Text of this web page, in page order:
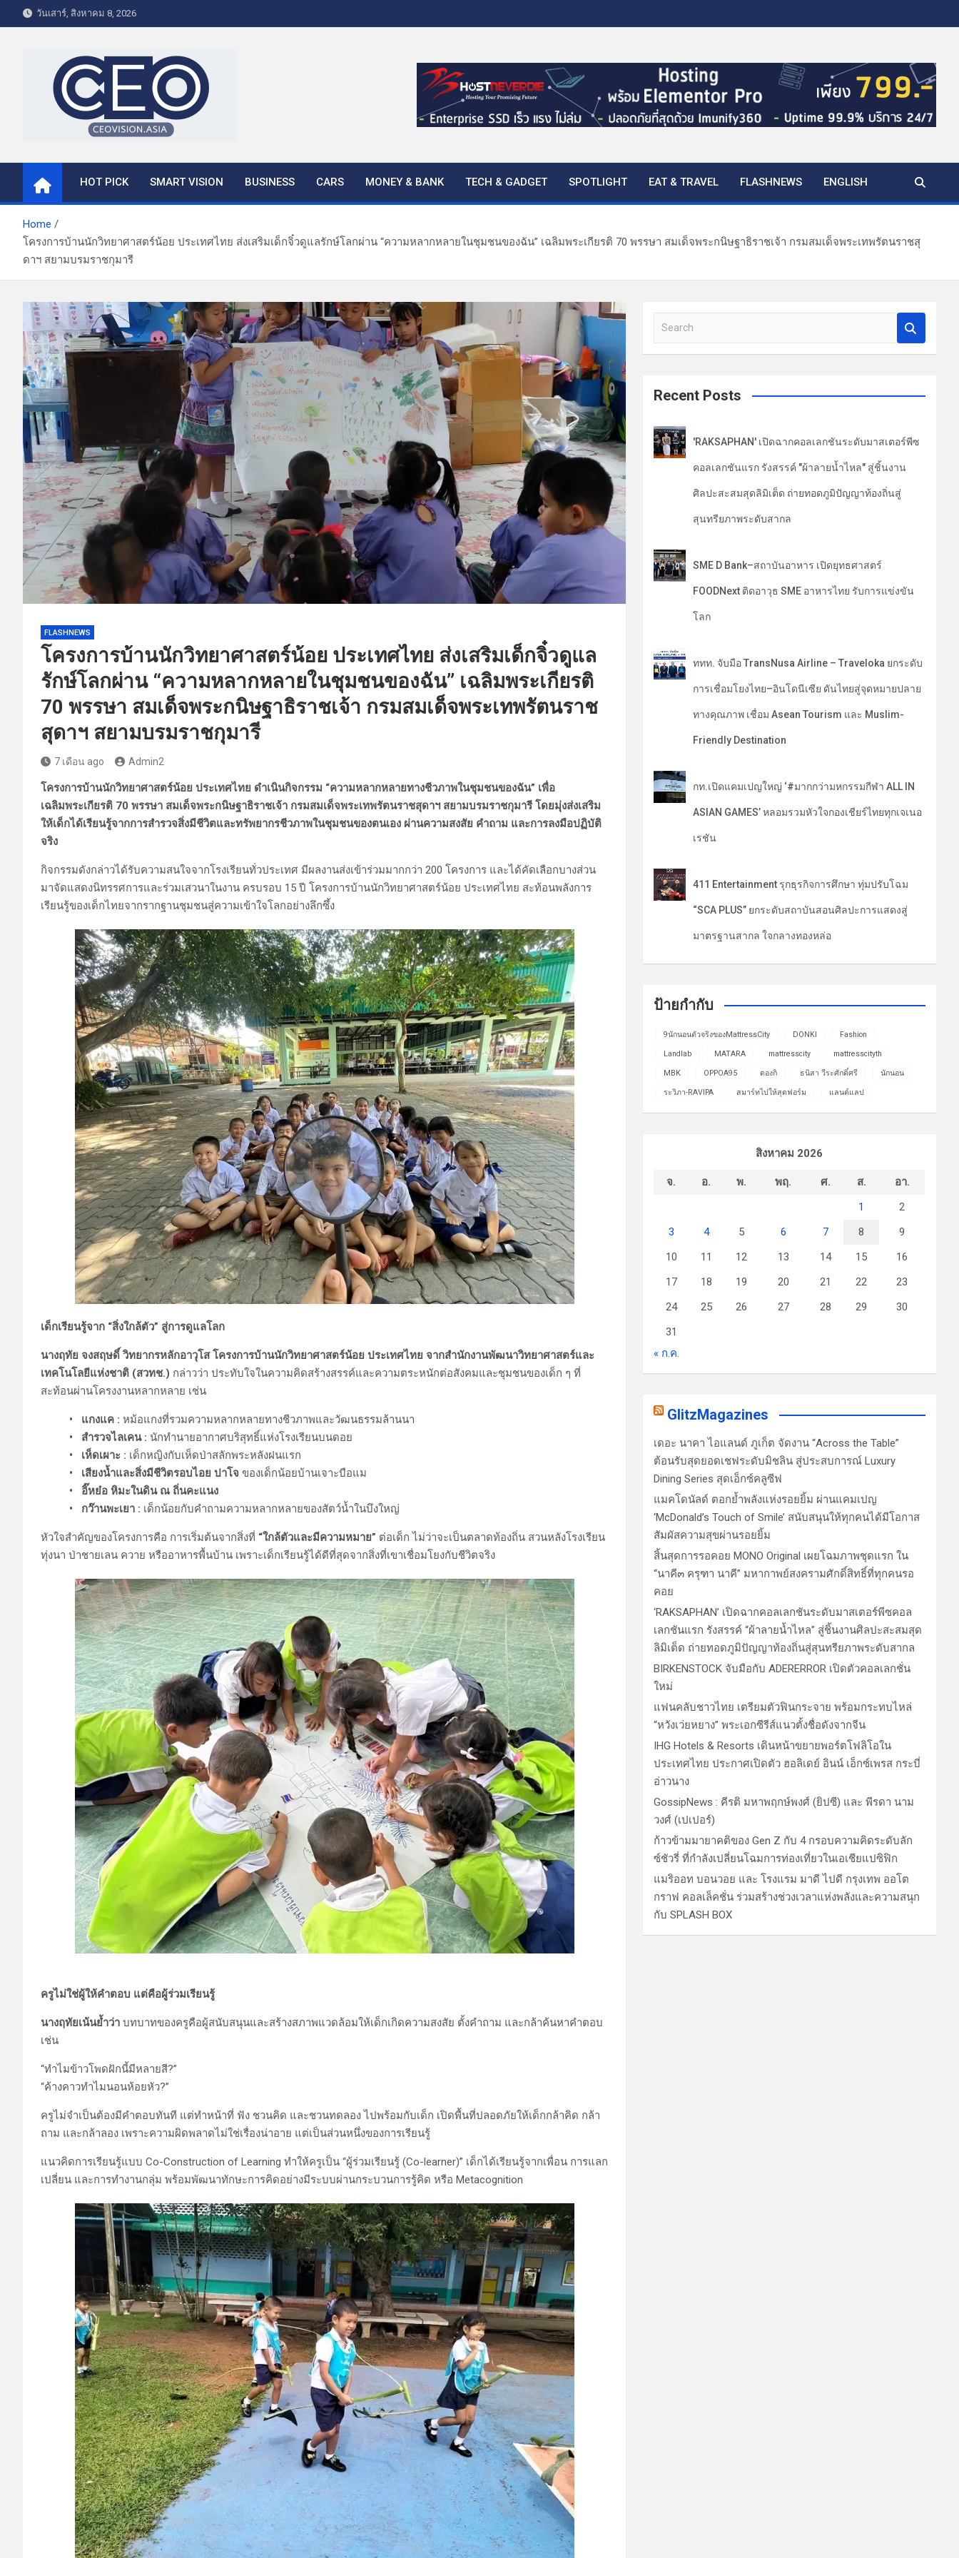
k
n
วันเสาร์, สิงหาคม 8, 2026
CEO VISION.ASIA
HOT PICK SMART VISION BUSINESS CARS MONEY & BANK TECH & GADGET SPOTLIGHT EAT & TRAVEL FLASHNEWS ENGLISH
Home
โครงการบ้านนักวิทยาศาสตร์น้อย ประเทศไทย ส่งเสริมเด็กจิ๋วดูแลรักษ์โลกผ่าน “ความหลากหลายในชุมชนของฉัน” เฉลิมพระเกียรติ 70 พรรษา สมเด็จพระกนิษฐาธิราชเจ้า กรมสมเด็จพระเทพรัตนราชสุ
ดาฯ สยามบรมราชกุมารี
FLASHNEWS
โครงการบ้านนักวิทยาศาสตร์น้อย ประเทศไทย ส่งเสริมเด็กจิ๋วดูแล
รักษ์โลกผ่าน “ความหลากหลายในชุมชนของฉัน” เฉลิมพระเกียรติ
70 พรรษา สมเด็จพระกนิษฐาธิราชเจ้า กรมสมเด็จพระเทพรัตนราช
สุดาฯ สยามบรมราชกุมารี
7 เดือน ago Admin2
โครงการบ้านนักวิทยาศาสตร์น้อย ประเทศไทย ดำเนินกิจกรรม “ความหลากหลายทางชีวภาพในชุมชนของฉัน” เพื่อ
เฉลิมพระเกียรติ 70 พรรษา สมเด็จพระกนิษฐาธิราชเจ้า กรมสมเด็จพระเทพรัตนราชสุดาฯ สยามบรมราชกุมารี โดยมุ่งส่งเสริม
ให้เด็กได้เรียนรู้จากการสำรวจสิ่งมีชีวิตและทรัพยากรชีวภาพในชุมชนของตนเอง ผ่านความสงสัย คำถาม และการลงมือปฏิบัติ
จริง
กิจกรรมดังกล่าวได้รับความสนใจจากโรงเรียนทั่วประเทศ มีผลงานส่งเข้าร่วมมากกว่า 200 โครงการ และได้คัดเลือกบางส่วน
มาจัดแสดงนิทรรศการและร่วมเสวนาในงาน ครบรอบ 15 ปี โครงการบ้านนักวิทยาศาสตร์น้อย ประเทศไทย สะท้อนพลังการ
เรียนรู้ของเด็กไทยจากรากฐานชุมชนสู่ความเข้าใจโลกอย่างลึกซึ้ง
เด็กเรียนรู้จาก “สิ่งใกล้ตัว” สู่การดูแลโลก
นางฤทัย จงสฤษดิ์ วิทยากรหลักอาวุโส โครงการบ้านนักวิทยาศาสตร์น้อย ประเทศไทย จากสำนักงานพัฒนาวิทยาศาสตร์และ
เทคโนโลยีแห่งชาติ (สวทช.) กล่าวว่า ประทับใจในความคิดสร้างสรรค์และความตระหนักต่อสังคมและชุมชนของเด็ก ๆ ที่
สะท้อนผ่านโครงงานหลากหลาย เช่น
• แกงแค : หม้อแกงที่รวมความหลากหลายทางชีวภาพและวัฒนธรรมล้านนา
• สำรวจไลเคน : นักทำนายอากาศบริสุทธิ์แห่งโรงเรียนบนดอย
• เห็ดเผาะ : เด็กหญิงกับเห็ดป่าสลักพระหลังฝนแรก
• เสียงน้ำและสิ่งมีชีวิตรอบไอย ปาโจ ของเด็กน้อยบ้านเจาะบือแม
• อิ๊หย๋อ หิมะในดิน ณ ถิ่นคะแนง
• กว๊านพะเยา : เด็กน้อยกับคำถามความหลากหลายของสัตว์น้ำในบึงใหญ่
หัวใจสำคัญของโครงการคือ การเริ่มต้นจากสิ่งที่ “ใกล้ตัวและมีความหมาย” ต่อเด็ก ไม่ว่าจะเป็นตลาดท้องถิ่น สวนหลังโรงเรียน
ทุ่งนา ป่าชายเลน ควาย หรืออาหารพื้นบ้าน เพราะเด็กเรียนรู้ได้ดีที่สุดจากสิ่งที่เขาเชื่อมโยงกับชีวิตจริง
ครูไม่ใช่ผู้ให้คำตอบ แต่คือผู้ร่วมเรียนรู้
นางฤทัยเน้นย้ำว่า บทบาทของครูคือผู้สนับสนุนและสร้างสภาพแวดล้อมให้เด็กเกิดความสงสัย ตั้งคำถาม และกล้าค้นหาคำตอบ
เช่น
“ทำไมข้าวโพดฝักนี้มีหลายสี?”
“ค้างคาวทำไมนอนห้อยหัว?”
ครูไม่จำเป็นต้องมีคำตอบทันที แต่ทำหน้าที่ ฟัง ชวนคิด และชวนทดลอง ไปพร้อมกับเด็ก เปิดพื้นที่ปลอดภัยให้เด็กกล้าคิด กล้า
ถาม และกล้าลอง เพราะความผิดพลาดไม่ใช่เรื่องน่าอาย แต่เป็นส่วนหนึ่งของการเรียนรู้
แนวคิดการเรียนรู้แบบ Co-Construction of Learning ทำให้ครูเป็น “ผู้ร่วมเรียนรู้ (Co-learner)” เด็กได้เรียนรู้จากเพื่อน การแลก
เปลี่ยน และการทำงานกลุ่ม พร้อมพัฒนาทักษะการคิดอย่างมีระบบผ่านกระบวนการรู้คิด หรือ Metacognition
a
c
Recent Posts
'RAKSAPHAN' เปิดฉากคอลเลกชันระดับมาสเตอร์พีซ
คอลเลกชันแรก รังสรรค์ "ผ้าลายน้ำไหล" สู่ชิ้นงาน
ศิลปะสะสมสุดลิมิเต็ด ถ่ายทอดภูมิปัญญาท้องถิ่นสู่
สุนทรียภาพระดับสากล
SME D Bank–สถาบันอาหาร เปิดยุทธศาสตร์
FOODNext ติดอาวุธ SME อาหารไทย รับการแข่งขัน
โลก
ททท. จับมือ TransNusa Airline – Traveloka ยกระดับ
การเชื่อมโยงไทย–อินโดนีเซีย ดันไทยสู่จุดหมายปลาย
ทางคุณภาพ เชื่อม Asean Tourism และ Muslim-
Friendly Destination
กท.เปิดแคมเปญใหญ่ ‘#มากกว่ามหกรรมกีฬา ALL IN
ASIAN GAMES’ หลอมรวมหัวใจกองเชียร์ไทยทุกเจเนอ
เรชัน
411 Entertainment รุกธุรกิจการศึกษา ทุ่มปรับโฉม
“SCA PLUS” ยกระดับสถาบันสอนศิลปะการแสดงสู่
มาตรฐานสากล ใจกลางทองหล่อ
ป้ายกำกับ
9นักนอนตัวจริงของMattressCity DONKI Fashion
Landlab MATARA mattresscity mattresscityth
MBK OPPOA95 ดองกิ ธนิสา วีระศักดิ์ศรี นักนอน
ระวิภา-RAVIPA สมาร์ทไปให้สุดฟอร์ม แลนด์แลป
สิงหาคม 2026
จ. อ. พ. พฤ. ศ. ส.
อา.
1
2
3
4 5 6 7 8
9
10
11 12 13 14 15
16
17
18 19 20 21 22
23
24
25 26 27 28 29
30
31
« ก.ค.
GlitzMagazines
เดอะ นาคา ไอแลนด์ ภูเก็ต จัดงาน “Across the Table”
ต้อนรับสุดยอดเชฟระดับมิชลิน สู่ประสบการณ์ Luxury
Dining Series สุดเอ็กซ์คลูซีฟ
แมคโดนัลด์ ตอกย้ำพลังแห่งรอยยิ้ม ผ่านแคมเปญ
‘McDonald’s Touch of Smile’ สนับสนุนให้ทุกคนได้มีโอกาส
สัมผัสความสุขผ่านรอยยิ้ม
สิ้นสุดการรอคอย MONO Original เผยโฉมภาพชุดแรก ใน
“นาคี๓ ครุฑา นาคี” มหากาพย์สงครามศักดิ์สิทธิ์ที่ทุกคนรอ
คอย
‘RAKSAPHAN’ เปิดฉากคอลเลกชันระดับมาสเตอร์พีซคอล
เลกชันแรก รังสรรค์ “ผ้าลายน้ำไหล” สู่ชิ้นงานศิลปะสะสมสุด
ลิมิเต็ด ถ่ายทอดภูมิปัญญาท้องถิ่นสู่สุนทรียภาพระดับสากล
BIRKENSTOCK จับมือกับ ADERERROR เปิดตัวคอลเลกชั่น
ใหม่
แฟนคลับชาวไทย เตรียมตัวฟินกระจาย พร้อมกระทบไหล่
“หวังเว่ยหยาง” พระเอกซีรีส์แนวตั้งชื่อดังจากจีน
IHG Hotels & Resorts เดินหน้าขยายพอร์ตโฟลิโอใน
ประเทศไทย ประกาศเปิดตัว ฮอลิเดย์ อินน์ เอ็กซ์เพรส กระบี่
อ่าวนาง
GossipNews : คีรติ มหาพฤกษ์พงศ์ (ยิปซี) และ พีรดา นาม
วงศ์ (เปเปอร์)
ก้าวข้ามมายาคติของ Gen Z กับ 4 กรอบความคิดระดับลัก
ซ์ชัวรี่ ที่กำลังเปลี่ยนโฉมการท่องเที่ยวในเอเชียแปซิฟิก
แมริออท บอนวอย และ โรงแรม มาดี ไปดี กรุงเทพ ออโต
กราฟ คอลเล็คชั่น ร่วมสร้างช่วงเวลาแห่งพลังและความสนุก
กับ SPLASH BOX